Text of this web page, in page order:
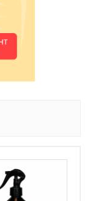
et du type
structures
les
d’un
inox ou
pour un
de